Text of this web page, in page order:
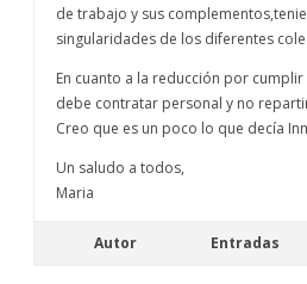
de trabajo y sus
singularidades de los diferentes
En cuanto a la reducción por
debe contratar personal y no
Creo que es un poco lo que decía
Un saludo a todos,
Maria
Autor Entradas